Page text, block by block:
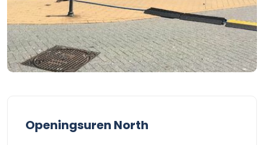
Openingsuren North